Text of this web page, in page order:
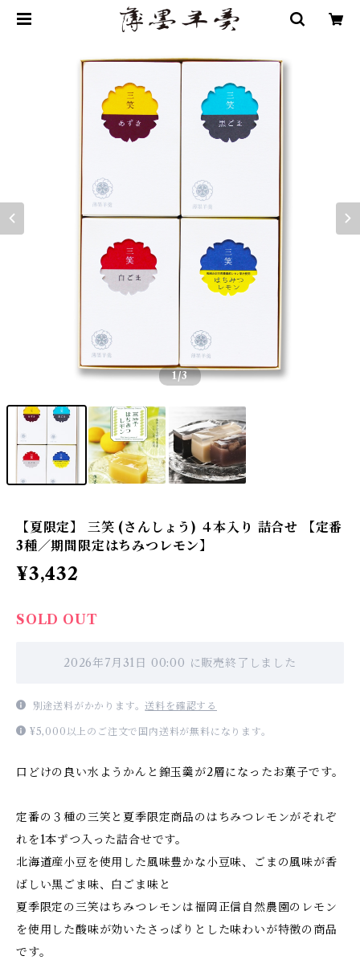
1/3
【夏限定】 三笑 (さんしょう) ４本入り 詰合せ 【定番
3種／期間限定はちみつレモン】
¥3,432
SOLD OUT
2026年7月31日 00:00 に販売終了しました
別途送料がかかります。送料を確認する
¥5,000以上のご注文で国内送料が無料になります。
口どけの良い水ようかんと錦玉羹が2層になったお菓子です。
定番の３種の三笑と夏季限定商品のはちみつレモンがそれぞ
れを1本ずつ入った詰合せです。
北海道産小豆を使用した風味豊かな小豆味、ごまの風味が香
ばしい黒ごま味、白ごま味と
夏季限定の三笑はちみつレモンは福岡正信自然農園のレモン
を使用した酸味が効いたさっぱりとした味わいが特徴の商品
です。